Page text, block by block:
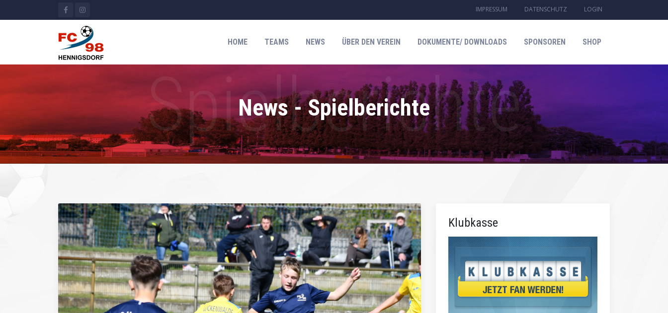
IMPRESSUM DATENSCHUTZ LOGIN
HOME TEAMS NEWS ÜBER DEN VEREIN DOKUMENTE/ DOWNLOADS SPONSOREN SHOP
News - Spielberichte
Klubkasse